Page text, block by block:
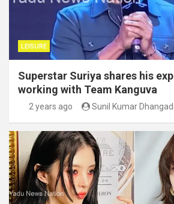
LEISURE
Superstar Suriya shares his
working with Team Kanguva
2 years ago Sunil Kumar